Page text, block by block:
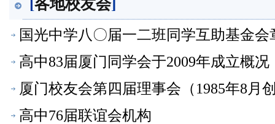
[各地校友会]
国光中学八〇届一二班同学互助基金会
高中83届厦门同学会于2009年成立概况
厦门校友会第四届理事会（1985年8月
高中76届联谊会机构